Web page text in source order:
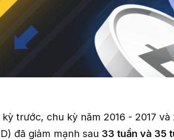
trước, chu kỳ năm 2016 - 2017 và
đã giảm mạnh sau 33 tuần và 35